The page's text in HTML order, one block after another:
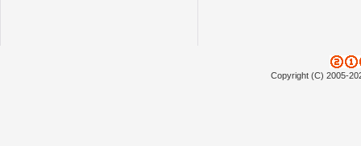
Copyright (C) 2005-